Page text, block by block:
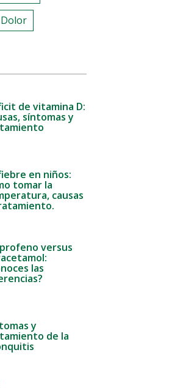
Dolor
de vitamina D:
síntomas y
en niños:
tomar la
causas
versus
las
y
de la